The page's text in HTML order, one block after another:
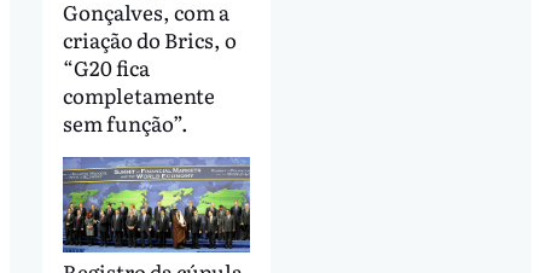
Gonçalves, com a
criação do Brics, o
“G20 fica
completamente
sem função”.